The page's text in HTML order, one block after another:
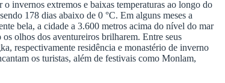
invernos extremos e baixas temperaturas ao longo do
178 dias abaixo de 0 °C. Em alguns meses a
bela, a cidade a 3.600 metros acima do nível do mar
olhos dos aventureiros brilharem. Entre seus
respectivamente residência e monastério de inverno
os turistas, além de festivais como Monlam,